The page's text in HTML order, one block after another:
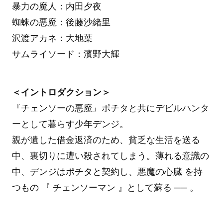
暴力の魔人：内田夕夜
蜘蛛の悪魔：後藤沙緒里
沢渡アカネ：大地葉
サムライソード：濱野大輝
＜イントロダクション＞
『チェンソーの悪魔』ポチタと共にデビルハンタ
ーとして暮らす少年デンジ。
親が遺した借金返済のため、貧乏な生活を送る
中、裏切りに遭い殺されてしまう。薄れる意識の
中、デンジはポチタと契約し、悪魔の心臓 を持
つもの 『 チェンソーマン 』として蘇る ── 。